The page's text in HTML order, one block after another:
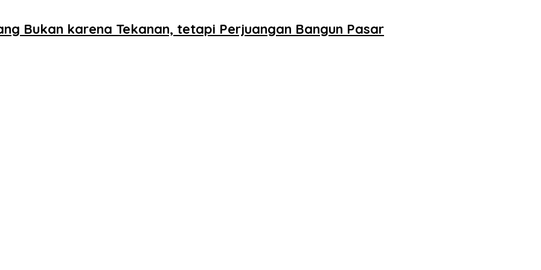
Bukan karena Tekanan, tetapi Perjuangan Bangun Pasar